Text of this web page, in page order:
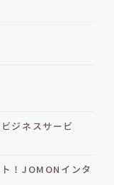
ジネスサービ
！JOMONインタ